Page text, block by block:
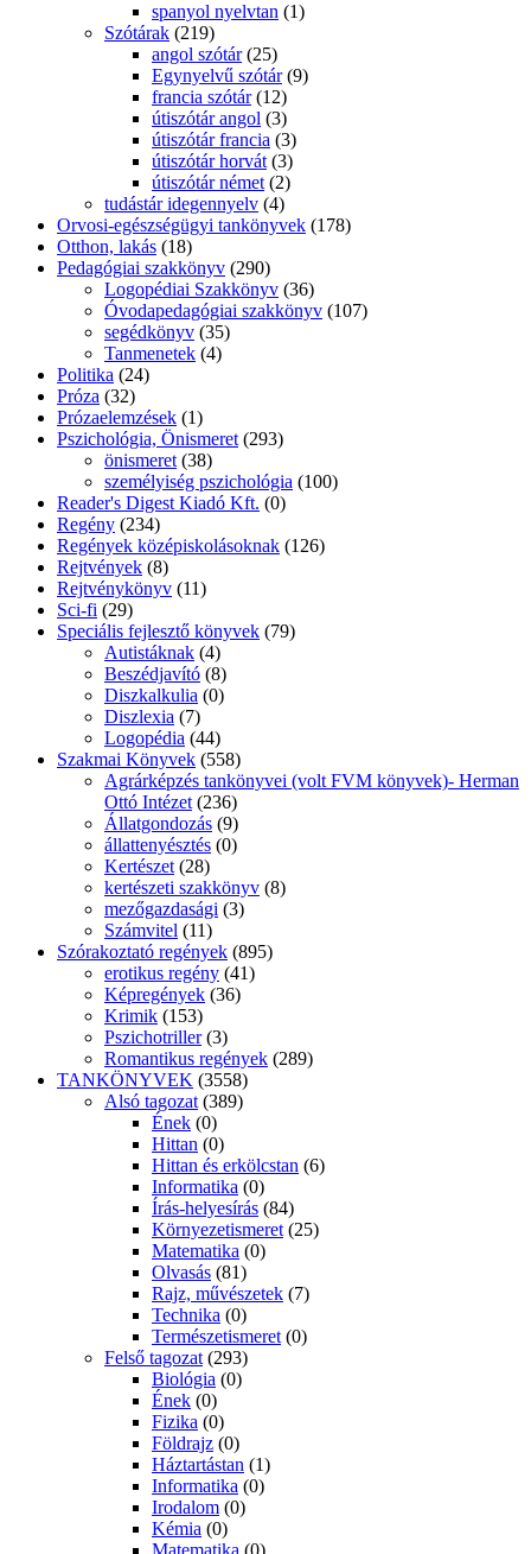
spanyol nyelvtan (1)
Szótárak (219)
angol szótár (25)
Egynyelvű szótár (9)
francia szótár (12)
útiszótár angol (3)
útiszótár francia (3)
útiszótár horvát (3)
útiszótár német (2)
tudástár idegennyelv (4)
Orvosi-egészségügyi tankönyvek (178)
Otthon, lakás (18)
Pedagógiai szakkönyv (290)
Logopédiai Szakkönyv (36)
Óvodapedagógiai szakkönyv (107)
segédkönyv (35)
Tanmenetek (4)
Politika (24)
Próza (32)
Prózaelemzések (1)
Pszichológia, Önismeret (293)
önismeret (38)
személyiség pszichológia (100)
Reader's Digest Kiadó Kft. (0)
Regény (234)
Regények középiskolásoknak (126)
Rejtvények (8)
Rejtvénykönyv (11)
Sci-fi (29)
Speciális fejlesztő könyvek (79)
Autistáknak (4)
Beszédjavító (8)
Diszkalkulia (0)
Diszlexia (7)
Logopédia (44)
Szakmai Könyvek (558)
Agrárképzés tankönyvei (volt FVM könyvek)- Herman
Ottó Intézet (236)
Állatgondozás (9)
állattenyésztés (0)
Kertészet (28)
kertészeti szakkönyv (8)
mezőgazdasági (3)
Számvitel (11)
Szórakoztató regények (895)
erotikus regény (41)
Képregények (36)
Krimik (153)
Pszichotriller (3)
Romantikus regények (289)
TANKÖNYVEK (3558)
Alsó tagozat (389)
Ének (0)
Hittan (0)
Hittan és erkölcstan (6)
Informatika (0)
Írás-helyesírás (84)
Környezetismeret (25)
Matematika (0)
Olvasás (81)
Rajz, művészetek (7)
Technika (0)
Természetismeret (0)
Felső tagozat (293)
Biológia (0)
Ének (0)
Fizika (0)
Földrajz (0)
Háztartástan (1)
Informatika (0)
Irodalom (0)
Kémia (0)